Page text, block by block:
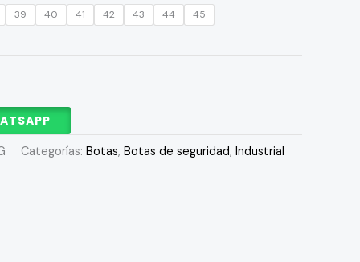
39 40 41 42 43 44 45
Categorías: Botas, Botas de seguridad, Industrial